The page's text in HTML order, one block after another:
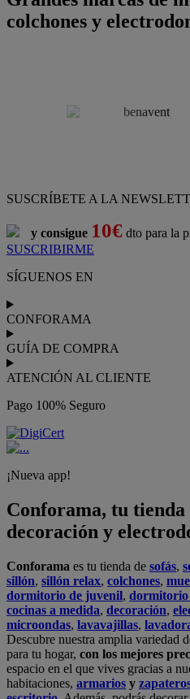
colchones y
SUSCRÍBETE A LA
y consigue 10€ dto para la
SUSCRIBIRME
SÍGUENOS EN
CONFORAMA
GUÍA DE COMPRA
ATENCIÓN AL CLIENTE
Pago 100% Seguro
¡Nueva app!
Conforama, tu tienda
decoración y
Conforama es tu tienda de sofás,
sillón, sillón relax, colchones,
dormitorio de juvenil, dormitorio
cocinas a medida, decoración,
microondas, lavavajillas,
Descubre nuestra amplia variedad
para tu hogar, con los mejores
espacio en el que vives gracias a
habitaciones, armarios y